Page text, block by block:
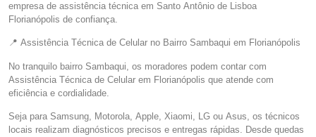
empresa de assistência técnica em Santo Antônio de Lisboa
Florianópolis de confiança.
📍 Assistência Técnica de Celular no Bairro Sambaqui em Florianópolis
No tranquilo bairro Sambaqui, os moradores podem contar com
Assistência Técnica de Celular em Florianópolis que atende com
eficiência e cordialidade.
Seja para Samsung, Motorola, Apple, Xiaomi, LG ou Asus, os técnicos
locais realizam diagnósticos precisos e entregas rápidas. Desde quedas